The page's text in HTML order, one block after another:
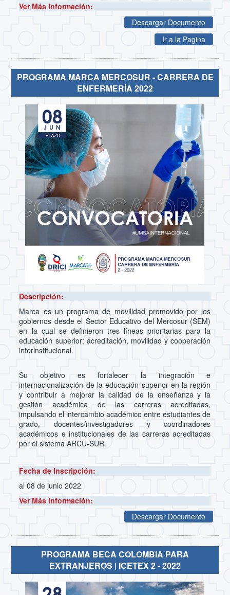
Ver Más Información:
Descargar Documento
Ir a la Pagina
PROGRAMA MARCA MERCOSUR - CARRERA DE
ENFERMERÍA 2022
Descripción:
Marca es un programa de movilidad promovido por los
gobiernos desde el Sector Educativo del Mercosur (SEM)
en la cual se definieron tres líneas prioritarias para la
educación superior: acreditación, movilidad y cooperación
interinstitucional.
Su objetivo es fortalecer la integración e
internacionalización de la educación superior en la región
y contribuir a mejorar la calidad de la enseñanza y la
gestión académica de las carreras acreditadas,
impulsando el intercambio académico entre estudiantes de
grado, docentes/investigadores y coordinadores
académicos e institucionales de las carreras acreditadas
por el sistema ARCU-SUR.
Fecha de Inscripción:
al 08 de junio 2022
Ver Más Información:
Descargar Documento
PROGRAMA BECA COLOMBIA PARA
EXTRANJEROS | ICETEX 2 - 2022